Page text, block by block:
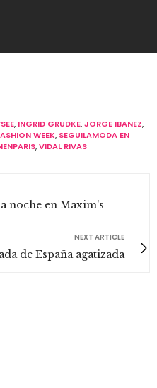
, INGRID GRUDKE,JORGE IBANEZ,
WEEK, SEGUILAMODA EN
,VIDAL RIVAS
noche en Maxim's
NEXT ARTICLE
de España agatizada